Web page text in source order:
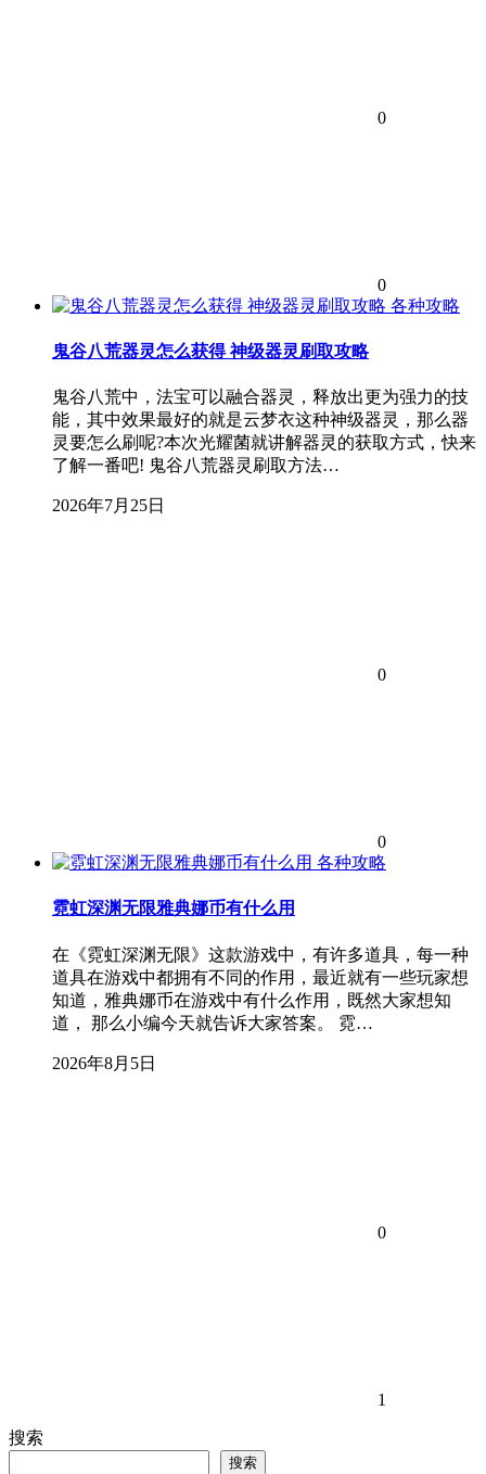
0
0
各种攻略
鬼谷八荒器灵怎么获得 神级器灵刷取攻略
鬼谷八荒中，法宝可以融合器灵，释放出更为强力的技
能，其中效果最好的就是云梦衣这种神级器灵，那么器
灵要怎么刷呢?本次光耀菌就讲解器灵的获取方式，快来
了解一番吧! 鬼谷八荒器灵刷取方法…
2026年7月25日
0
0
各种攻略
霓虹深渊无限雅典娜币有什么用
在《霓虹深渊无限》这款游戏中，有许多道具，每一种
道具在游戏中都拥有不同的作用，最近就有一些玩家想
知道，雅典娜币在游戏中有什么作用，既然大家想知
道， 那么小编今天就告诉大家答案。 霓…
2026年8月5日
0
1
搜索
搜索